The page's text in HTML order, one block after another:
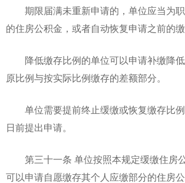
期限届满未重新申请的，单位应当为职
的住房公积金，或者自动恢复申请之前的缴
降低缴存比例的单位可以申请补缴降低
原比例与按实际比例缴存的差额部分。
单位需要提前终止缓缴或恢复缴存比例
日前提出申请。
第三十一条 单位按照本规定缓缴住房
可以申请自愿缴存其个人应缴部分的住房公